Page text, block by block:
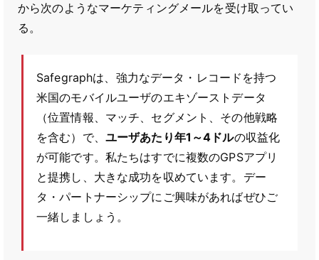
から次のようなマーケティングメールを受け取ってい
る。
Safegraphは、強力なデータ・レコードを持つ
米国のモバイルユーザのエキゾーストデータ
（位置情報、マッチ、セグメント、その他戦略
を含む）で、 ユーザあたり年1～4ドルの収益化
が可能です。私たちはすでに複数のGPSアプリ
と提携し、大きな成功を収めています。デー
タ・パートナーシップにご興味があればぜひご
一緒しましょう。